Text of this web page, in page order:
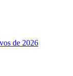
de 2026